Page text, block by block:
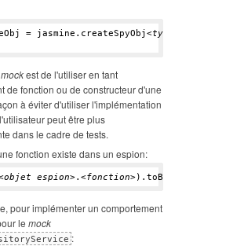
= jasmine.createSpyObj<type objet
mockest de l'utiliser en tant
de fonction ou de constructeur d'une
à éviter d'utiliser l'implémentation
peut être plus
dans le cadre de tests.
fonction existe dans un espion:
objet espion>.<fonction
pour implémenter un comportement
le mock
: